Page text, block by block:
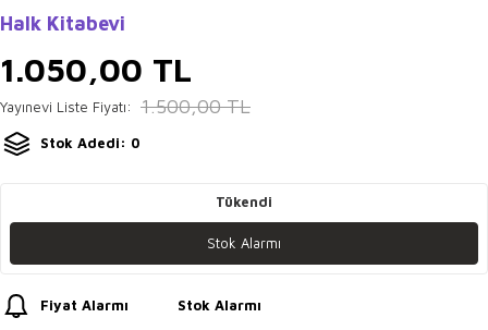
Halk Kitabevi
1.050,00 TL
Yayınevi Liste Fiyatı: 1.500,00TL
Stok Adedi: 0
Tükendi
Stok Alarmı
Fiyat Alarmı Stok Alarmı